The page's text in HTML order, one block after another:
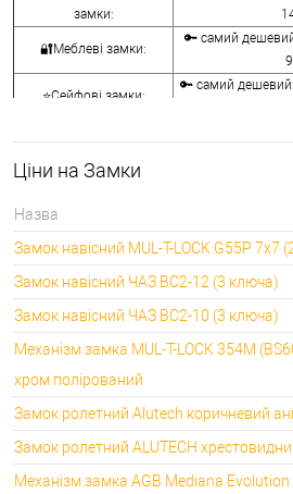
замки:
🔐Меблеві замки:
🔑 самий
⭐Сейфові замки:
🔑 самий
🔐Кодові замки:
⭐Протипожежна
🔐Замки для ролетів:
🔑 самий
Ціни на Замки
Назва
Замок навісний MUL-T-LOCK G55P 7x7
Замок навісний ЧАЗ ВС2-12 (3 ключа)
Замок навісний ЧАЗ ВС2-10 (3 ключа)
Механізм замка MUL-T-LOCK 354M
хром полірований
Замок ролетний Alutech коричневий
Замок ролетний ALUTECH
Механізм замка AGB Mediana Evolution